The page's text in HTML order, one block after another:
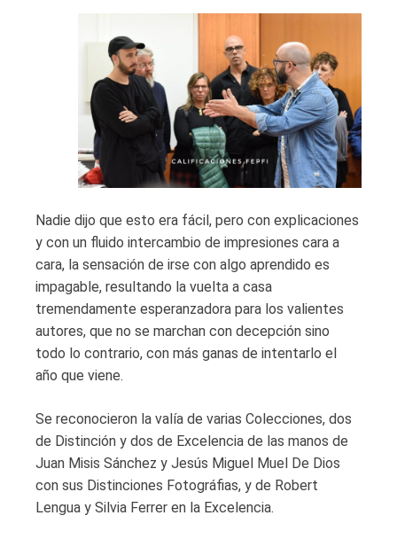
Nadie dijo que esto era fácil, pero con explicaciones
y con un fluido intercambio de impresiones cara a
cara, la sensación de irse con algo aprendido es
impagable, resultando la vuelta a casa
tremendamente esperanzadora para los valientes
autores, que no se marchan con decepción sino
todo lo contrario, con más ganas de intentarlo el
año que viene.
Se reconocieron la valía de varias Colecciones, dos
de Distinción y dos de Excelencia de las manos de
Juan Misis Sánchez y Jesús Miguel Muel De Dios
con sus Distinciones Fotográfias, y de Robert
Lengua y Silvia Ferrer en la Excelencia.